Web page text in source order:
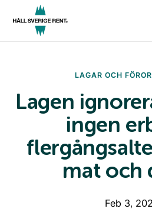
Till startsidan
Kommunindex
Medlemskap
LAGAR OCH
Lagen
ingen
mat och
Feb 3,